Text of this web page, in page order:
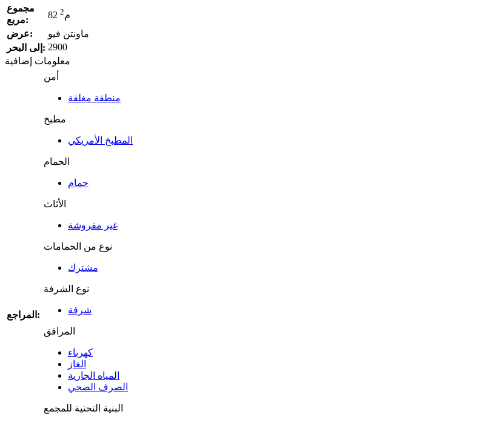
مجموع
مربع:
82 م2
عرض:
ماونتن فيو
إلى البحر: 2900
معلومات إضافية
المراجع:
أمن
منطقة مغلقة
مطبخ
المطبخ الأمريكي
الحمام
حمام
الأثاث
غير مفروشة
نوع من الحمامات
مشترك
نوع الشرفة
شرفة
المرافق
كهرباء
الغاز
المياه الجارية
الصرف الصحي
البنية التحتية للمجمع